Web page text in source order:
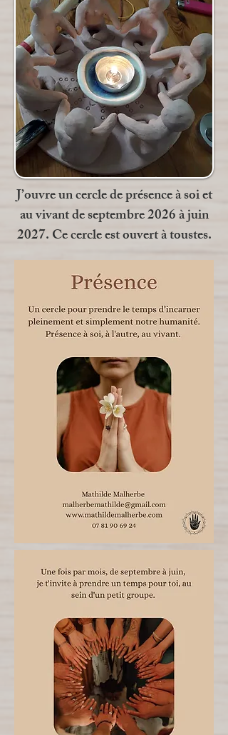
J’ouvre un cercle de présence à soi et
au vivant de septembre 2026 à juin
2027. Ce cercle est ouvert à toustes.